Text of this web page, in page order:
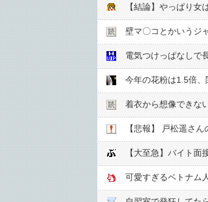
【結論】やっぱり
壁マ〇コとかいうジ
電気つけっぱなしで
今年の花粉は1.5倍
着衣から想像できな
【悲報】 戸松遥さ
【大至急】バイト面
可愛すぎるベトナム